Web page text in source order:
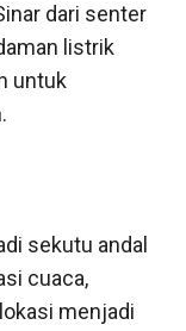
dari senter
listrik
untuk
sekutu andal
cuaca,
menjadi